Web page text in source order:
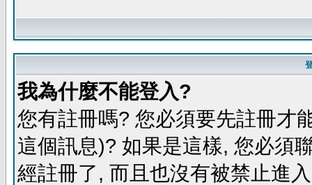
我為什麼不能登入?
您有註冊嗎? 您必須要先註冊才
這個訊息)? 如果是這樣, 您必須
經註冊了, 而且也沒有被禁止進